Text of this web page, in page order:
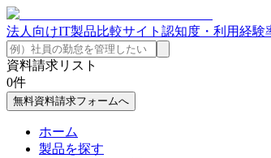
法人向けIT製品比較サイト 認知度・利用経験
資料請求リスト
0件
無料資料請求フォームへ
ホーム
製品を探す